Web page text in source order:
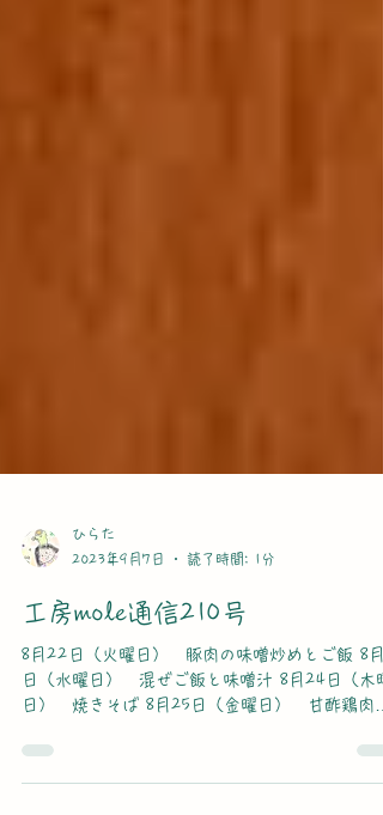
ひらた
2023年9月7日
読了時間: 1分